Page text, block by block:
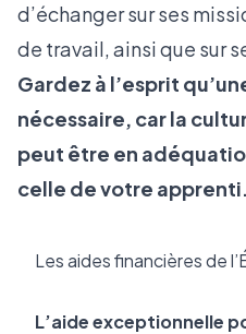
d’échanger sur ses
de travail, ainsi que sur
Gardez à l’esprit
nécessaire, car la
peut être en
celle de votre apprenti.
Les aides financières de
L’aide exceptionnelle